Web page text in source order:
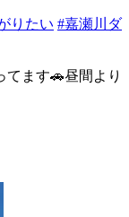
りたい #嘉瀬川ダ
ます🚗昼間より